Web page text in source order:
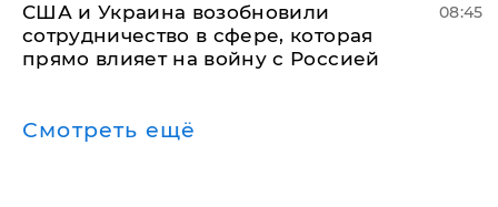
США и Украина возобновили
сотрудничество в сфере, которая
прямо влияет на войну с Россией
08:45
Смотреть ещё